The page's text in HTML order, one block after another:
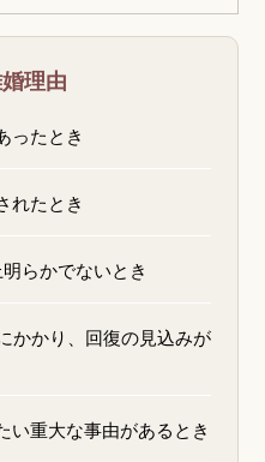
理由
ったとき
れたとき
らかでないとき
かかり、回復の見込みが
い重大な事由があるとき